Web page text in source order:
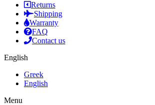
Returns
Shipping
Warranty
FAQ
Contact us
English
Greek
English
Menu